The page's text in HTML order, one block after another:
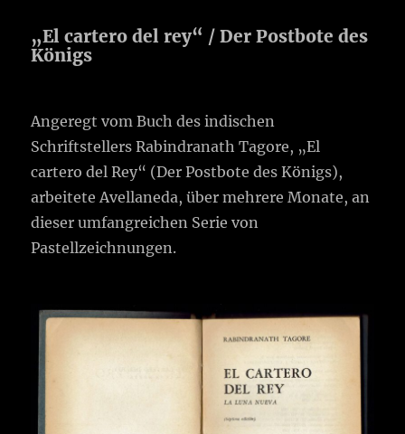
„El cartero del rey“ / Der Postbote des
Königs
Angeregt vom Buch des indischen
Schriftstellers Rabindranath Tagore, „El
cartero del Rey“ (Der Postbote des Königs),
arbeitete Avellaneda, über mehrere Monate, an
dieser umfangreichen Serie von
Pastellzeichnungen.